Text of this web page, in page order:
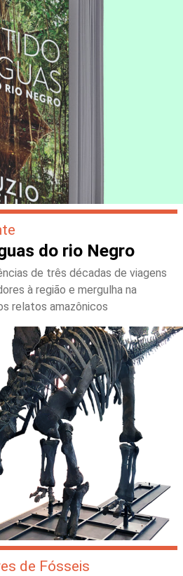
do rio Negro
de três décadas de viagens
à região e mergulha na
relatos amazônicos
de Fósseis